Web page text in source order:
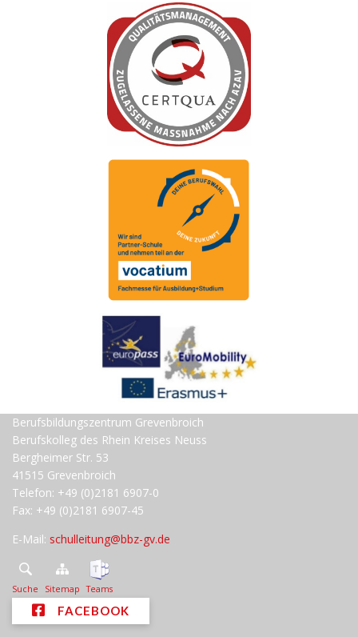
Berufsbildungszentrum Grevenbroich
Berufskolleg des Rhein Kreises Neuss
Bergheimer Str. 53
41515 Grevenbroich
Telefon: +49 (0)2181 6907-0
Fax: +49 (0)2181 6907-45
E-Mail: schulleitung@bbz-gv.de
Suche Sitemap Teams
FACEBOOK